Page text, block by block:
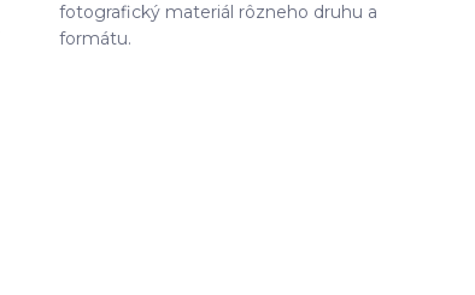
fotografický materiál rôzneho druhu a
formátu.